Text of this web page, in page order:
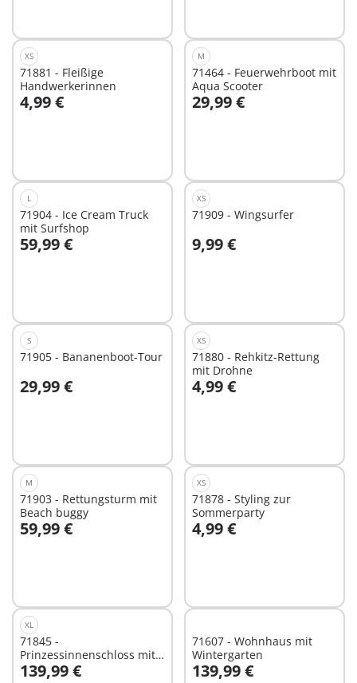
XS
71881 - Fleißige
Handwerkerinnen
4,99 €
In den Warenkorb
M
71464 - Feuerwehrboot mit
Aqua Scooter
29,99 €
In den Warenkorb
L
71904 - Ice Cream Truck
mit Surfshop
59,99 €
In den Warenkorb
XS
71909 - Wingsurfer
9,99 €
In den Warenkorb
S
71905 - Bananenboot-Tour
29,99 €
In den Warenkorb
XS
71880 - Rehkitz-Rettung
mit Drohne
4,99 €
In den Warenkorb
M
71903 - Rettungsturm mit
Beach buggy
59,99 €
In den Warenkorb
XS
71878 - Styling zur
Sommerparty
4,99 €
In den Warenkorb
XL
71845 -
Prinzessinnenschloss mit
Königspaar
139,99 €
In den Warenkorb
71607 - Wohnhaus mit
Wintergarten
139,99 €
In den Warenkorb